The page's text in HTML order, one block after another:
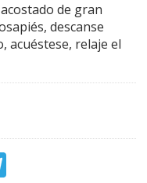
de gran
descanse
acuéstese, relaje el
T
e